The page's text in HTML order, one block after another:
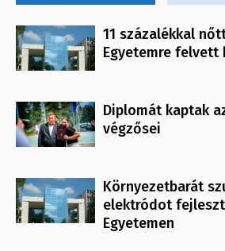
11 százalékkal
Egyetemre felvett
Diplomát kaptak
végzősei
Környezetbarát
elektródot
Egyetemen